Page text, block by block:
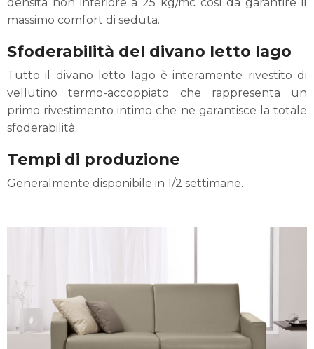
densità non inferiore a 25 kg/mc così da garantire il
massimo comfort di seduta.
Sfoderabilità del divano letto Iago
Tutto il divano letto Iago è interamente rivestito di
vellutino termo-accoppiato che rappresenta un
primo rivestimento intimo che ne garantisce la totale
sfoderabilità.
Tempi di produzione
Generalmente disponibile in 1/2 settimane.